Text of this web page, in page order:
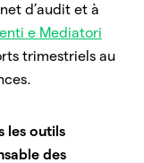
d’audit et à
e Mediatori
trimestriels au
les outils
des